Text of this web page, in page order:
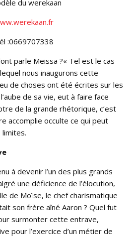
du werekaan
:0669707338
parle Meissa ?« Tel est le cas
nous inaugurons cette
de choses ont été écrites sur les
de sa vie, eut à faire face
de la grande rhétorique, c’est
accomplie occulte ce qui peut
à devenir l’un des plus grands
une déficience de l’élocution,
de Moïse, le chef charismatique
son frère aîné Aaron ? Quel fut
surmonter cette entrave,
pour l’exercice d’un métier de